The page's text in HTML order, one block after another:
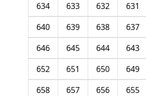
631
632
633
634
637
638
639
640
643
644
645
646
649
650
651
652
655
656
657
658